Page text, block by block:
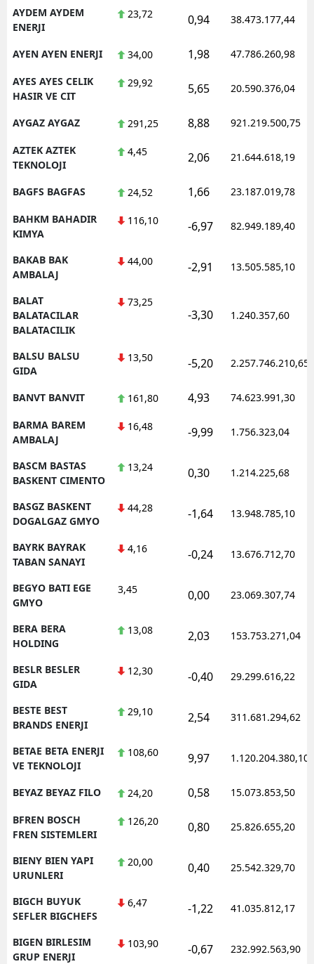
AYDEM AYDEM
ENERJI
23,72 0,94 38.473.177,44
AYEN AYEN ENERJI 34,00 1,98 47.786.260,98
AYES AYES CELIK
HASIR VE CIT
29,92 5,65 20.590.376,04
AYGAZ AYGAZ 291,25 8,88 921.219.500,75
AZTEK AZTEK
TEKNOLOJI
4,45 2,06 21.644.618,19
BAGFS BAGFAS 24,52 1,66 23.187.019,78
BAHKM BAHADIR
KIMYA
116,10 -6,97 82.949.189,40
BAKAB BAK
AMBALAJ
44,00 -2,91 13.505.585,10
BALAT
BALATACILAR
BALATACILIK
73,25
-3,30 1.240.357,60
BALSU BALSU
GIDA
13,50 -5,20 2.257.746.210,65
BANVT BANVIT 161,80 4,93 74.623.991,30
BARMA BAREM
AMBALAJ
16,48 -9,99 1.756.323,04
BASCM BASTAS
BASKENT CIMENTO
13,24 0,30 1.214.225,68
BASGZ BASKENT
DOGALGAZ GMYO
44,28 -1,64 13.948.785,10
BAYRK BAYRAK
TABAN SANAYI
4,16 -0,24 13.676.712,70
BEGYO BATI EGE
GMYO
3,45 0,00 23.069.307,74
BERA BERA
HOLDING
13,08 2,03 153.753.271,04
BESLR BESLER
GIDA
12,30 -0,40 29.299.616,22
BESTE BEST
BRANDS ENERJI
29,10 2,54 311.681.294,62
BETAE BETA ENERJI
VE TEKNOLOJI
108,60 9,97 1.120.204.380,10
BEYAZ BEYAZ FILO 24,20 0,58 15.073.853,50
BFREN BOSCH
FREN SISTEMLERI
126,20 0,80 25.826.655,20
BIENY BIEN YAPI
URUNLERI
20,00 0,40 25.542.329,70
BIGCH BUYUK
SEFLER BIGCHEFS
6,47 -1,22 41.035.812,17
BIGEN BIRLESIM
GRUP ENERJI
103,90 -0,67 232.992.563,90